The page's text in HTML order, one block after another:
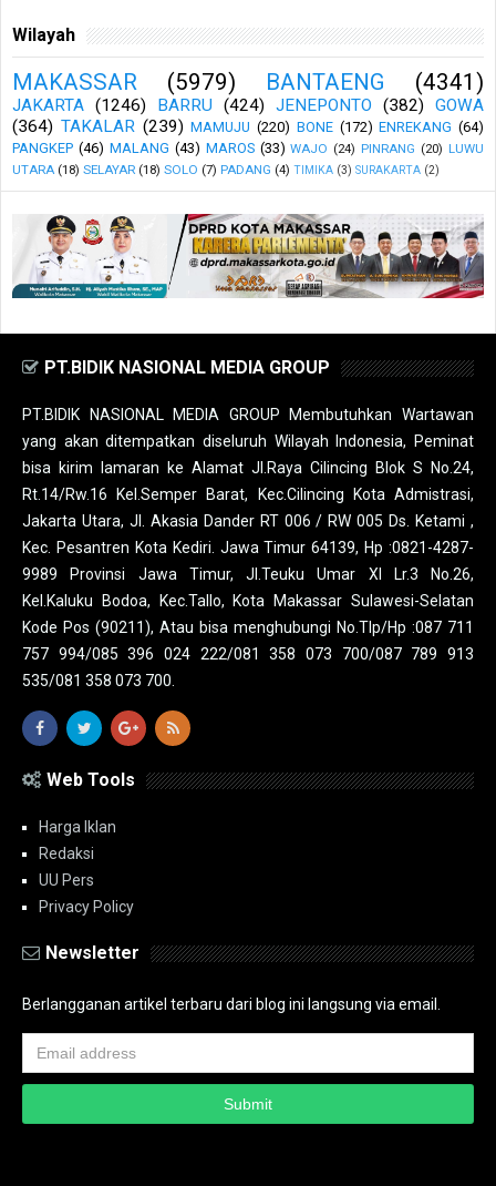
Wilayah
MAKASSAR (5979) BANTAENG (4341)
JAKARTA (1246) BARRU (424) JENEPONTO (382)
GOWA
(364) TAKALAR (239) MAMUJU (220) BONE (172) ENREKANG (64)
PANGKEP (46) MALANG (43) MAROS (33) WAJO (24) PINRANG (20) LUWU
UTARA (18) SELAYAR (18) SOLO (7) PADANG (4) TIMIKA (3) SURAKARTA (2)
PT.BIDIK NASIONAL MEDIA GROUP
PT.BIDIK NASIONAL MEDIA GROUP Membutuhkan Wartawan
yang akan ditempatkan diseluruh Wilayah Indonesia, Peminat
bisa kirim lamaran ke Alamat Jl.Raya Cilincing Blok S No.24,
Rt.14/Rw.16 Kel.Semper Barat, Kec.Cilincing Kota Admistrasi,
Jakarta Utara, Jl. Akasia Dander RT 006 / RW 005 Ds. Ketami ,
Kec. Pesantren Kota Kediri. Jawa Timur 64139, Hp :0821-4287-
9989 Provinsi Jawa Timur, Jl.Teuku Umar XI Lr.3 No.26,
Kel.Kaluku Bodoa, Kec.Tallo, Kota Makassar Sulawesi-Selatan
Kode Pos (90211), Atau bisa menghubungi No.Tlp/Hp :087 711
757 994/085 396 024 222/081 358 073 700/087 789 913
535/081 358 073 700.
Web Tools
Harga Iklan
Redaksi
UU Pers
Privacy Policy
Newsletter
Berlangganan artikel terbaru dari blog ini langsung via email.